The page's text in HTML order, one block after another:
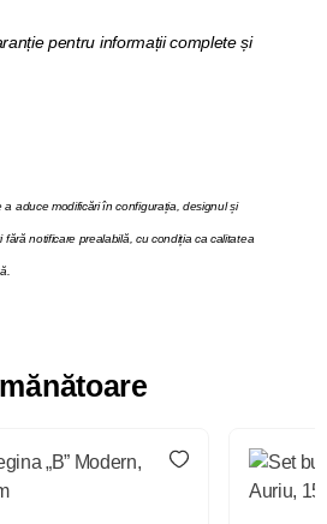
pentru informații complete și
aduce modificări în configurația, designul și
fără notificare prealabilă, cu condiția ca calitatea